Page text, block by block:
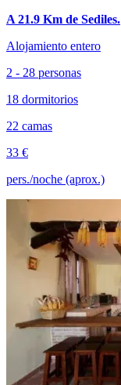
A 21.9 Km de Sediles.
Alojamiento entero
2 - 28 personas
18 dormitorios
22 camas
33 €
pers./noche (aprox.)